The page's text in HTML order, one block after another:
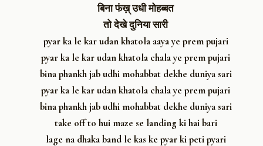
बिना फंख़् उधी मोहब्बत
तो देखे दुनिया सारी
pyar ka le kar udan khatola aaya ye prem pujari
pyar ka le kar udan khatola chala ye prem pujari
bina phankh jab udhi mohabbat dekhe duniya sari
pyar ka le kar udan khatola chala ye prem pujari
bina phankh jab udhi mohabbat dekhe duniya sari
take off to hui maze se landing ki hai bari
lage na dhaka band le kas ke pyar ki peti pyari